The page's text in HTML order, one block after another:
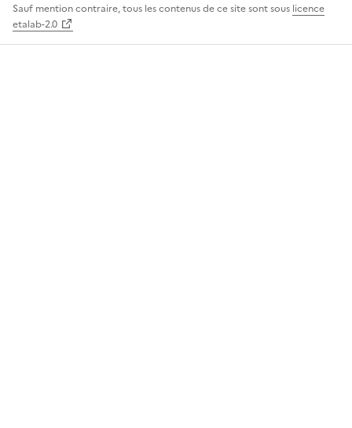
Sauf mention contraire, tous les contenus de ce site sont sous licence
etalab-2.0